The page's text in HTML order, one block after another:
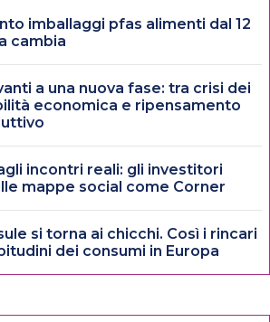
imballaggi pfas alimenti dal 12
cambia
a una nuova fase: tra crisi dei
economica e ripensamento
incontri reali: gli investitori
mappe social come Corner
si torna ai chicchi. Così i rincari
dei consumi in Europa